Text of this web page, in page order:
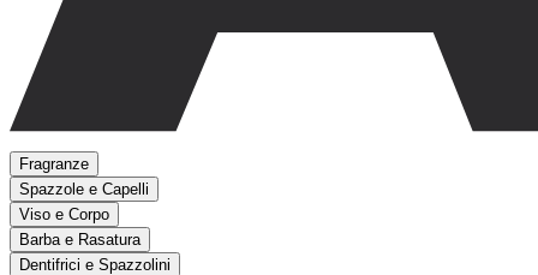
Fragranze
Spazzole e Capelli
Viso e Corpo
Barba e Rasatura
Dentifrici e Spazzolini